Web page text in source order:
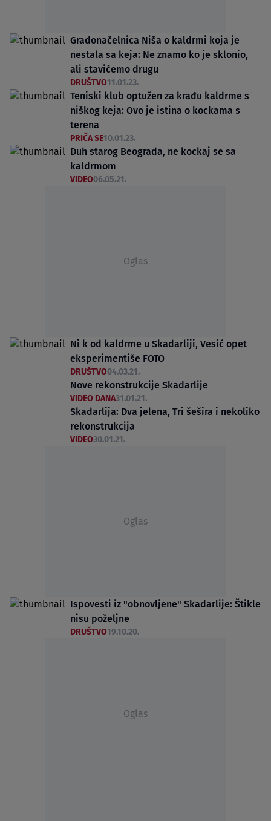
Gradonačelnica Niša o kaldrmi koja je
nestala sa keja: Ne znamo ko je sklonio,
ali stavićemo drugu
DRUŠTVO11.01.23.
Teniski klub optužen za krađu kaldrme s
niškog keja: Ovo je istina o kockama s
terena
PRIČA SE10.01.23.
Duh starog Beograda, ne kockaj se sa
kaldrmom
VIDEO06.05.21.
Oglas
Ni k od kaldrme u Skadarliji, Vesić opet
eksperimentiše FOTO
DRUŠTVO04.03.21.
Nove rekonstrukcije Skadarlije
VIDEO DANA31.01.21.
Skadarlija: Dva jelena, Tri šešira i nekoliko
rekonstrukcija
VIDEO30.01.21.
Oglas
Ispovesti iz "obnovljene" Skadarlije: Štikle
nisu poželjne
DRUŠTVO19.10.20.
Oglas